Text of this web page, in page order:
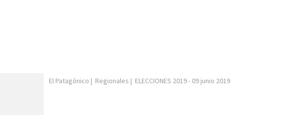
El Patagónico | Regionales | ELECCIONES 2019- 09 junio 2019